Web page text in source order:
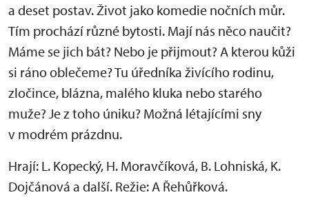
a deset postav. Život jako komedie nočních můr.
Tím prochází různé bytosti. Mají nás něco naučit?
Máme se jich bát? Nebo je přijmout? A kterou kůži
si ráno oblečeme? Tu úředníka živícího rodinu,
zločince, blázna, malého kluka nebo starého
muže? Je z toho úniku? Možná létajícími sny
v modrém prázdnu.
Hrají: L. Kopecký, H. Moravčíková, B. Lohniská, K.
Dojčánová a další. Režie: A Řehůřková.